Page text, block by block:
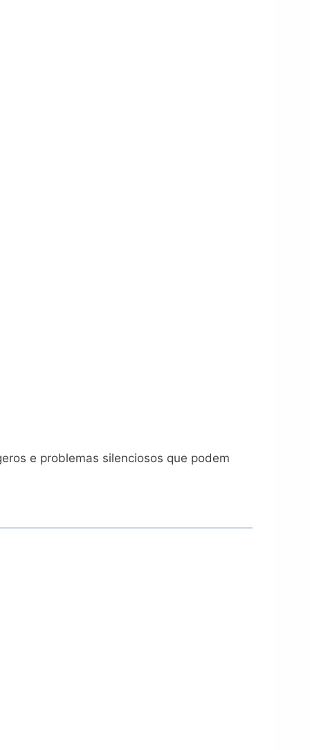
e problemas silenciosos que podem